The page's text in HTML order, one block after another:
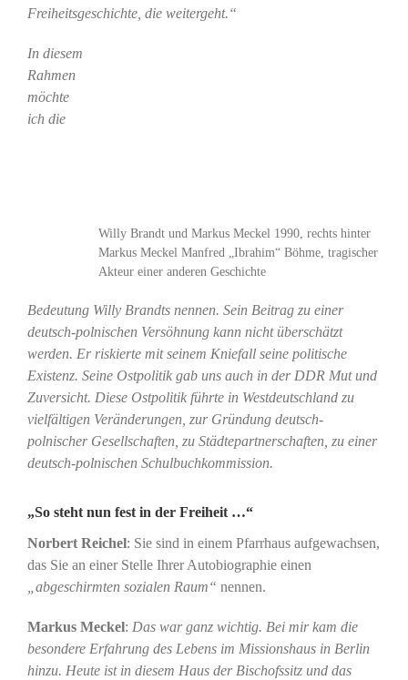
Freiheitsgeschichte, die weitergeht.“
Willy Brandt und Markus Meckel 1990, rechts hinter
Markus Meckel Manfred „Ibrahim“ Böhme, tragischer
Akteur einer anderen Geschichte
In diesem
Rahmen
möchte
ich die
Bedeutung Willy Brandts nennen. Sein Beitrag zu einer
deutsch-polnischen Versöhnung kann nicht überschätzt
werden. Er riskierte mit seinem Kniefall seine politische
Existenz. Seine Ostpolitik gab uns auch in der DDR Mut und
Zuversicht. Diese Ostpolitik führte in Westdeutschland zu
vielfältigen Veränderungen, zur Gründung deutsch-
polnischer Gesellschaften, zu Städtepartnerschaften, zu einer
deutsch-polnischen Schulbuchkommission.
„So steht nun fest in der Freiheit …“
Norbert Reichel: Sie sind in einem Pfarrhaus aufgewachsen,
das Sie an einer Stelle Ihrer Autobiographie einen
„abgeschirmten sozialen Raum“ nennen.
Markus Meckel: Das war ganz wichtig. Bei mir kam die
besondere Erfahrung des Lebens im Missionshaus in Berlin
hinzu. Heute ist in diesem Haus der Bischofssitz und das